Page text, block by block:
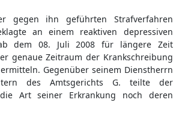
gegen ihn geführten Strafverfahren
an einem reaktiven depressiven
dem 08. Juli 2008 für längere Zeit
genaue Zeitraum der Krankschreibung
Gegenüber seinem Dienstherrn
des Amtsgerichts G. teilte der
Art seiner Erkrankung noch deren